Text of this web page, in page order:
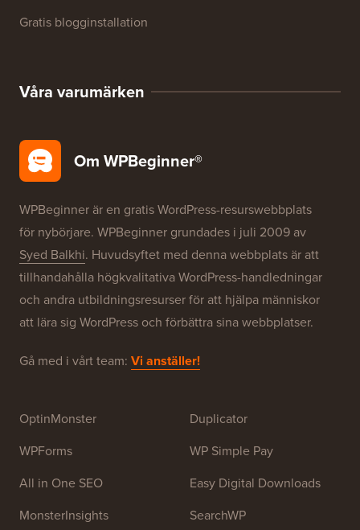
Gratis blogginstallation
Våra varumärken
Om WPBeginner®
WPBeginner är en gratis WordPress-resurswebbplats
för nybörjare. WPBeginner grundades i juli 2009 av
Syed Balkhi. Huvudsyftet med denna webbplats är att
tillhandahålla högkvalitativa WordPress-handledningar
och andra utbildningsresurser för att hjälpa människor
att lära sig WordPress och förbättra sina webbplatser.
Gå med i vårt team: Vi anställer!
OptinMonster
WPForms
All in One SEO
MonsterInsights
Duplicator
WP Simple Pay
Easy Digital Downloads
SearchWP